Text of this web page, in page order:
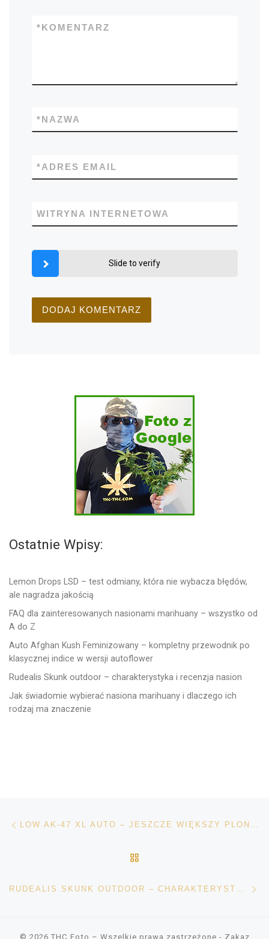
KOMENTARZ
*
NAZWA
*
ADRES EMAIL
*
WITRYNA INTERNETOWA
Slide to verify
Ostatnie Wpisy:
Lemon Drops LSD – test odmiany, która nie wybacza błędów,
ale nagradza jakością
FAQ dla zainteresowanych nasionami marihuany – wszystko od
A do Z
Auto Afghan Kush Feminizowany – kompletny przewodnik po
klasycznej indice w wersji autoflower
Rudealis Skunk outdoor – charakterystyka i recenzja nasion
Jak świadomie wybierać nasiona marihuany i dlaczego ich
rodzaj ma znaczenie
Nawigacja wpisu LOW AK-47 XL AUTO – JESZCZE WIĘKSZY PLON I POZIOM THC
RUDEALIS SKUNK OUTDOOR – CHARAKTERYSTYKA I RECENZJA NASION
© 2026THC Foto – Wszelkie prawa zastrzeżone - Zakaz